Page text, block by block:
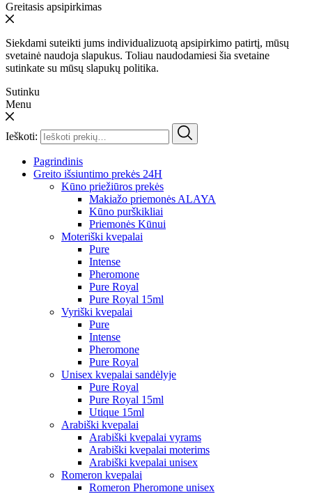
Greitasis apsipirkimas
Siekdami suteikti jums individualizuotą apsipirkimo patirtį, mūsų
svetainė naudoja slapukus. Toliau naudodamiesi šia svetaine
sutinkate su mūsų slapukų politika.
Sutinku
Menu
Ieškoti:
Pagrindinis
Greito išsiuntimo prekės 24H
Kūno priežiūros prekės
Makiažo priemonės ALAYA
Kūno purškikliai
Priemonės Kūnui
Moteriški kvepalai
Pure
Intense
Pheromone
Pure Royal
Pure Royal 15ml
Vyriški kvepalai
Pure
Intense
Pheromone
Pure Royal
Unisex kvepalai sandėlyje
Pure Royal
Pure Royal 15ml
Utique 15ml
Arabiški kvepalai
Arabiški kvepalai vyrams
Arabiški kvepalai moterims
Arabiški kvepalai unisex
Romeron kvepalai
Romeron Pheromone unisex